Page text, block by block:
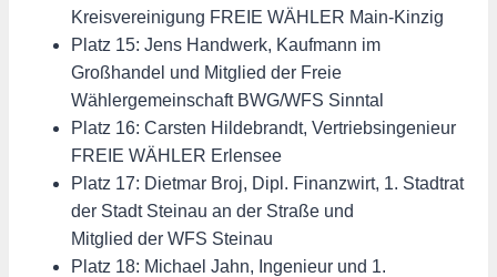
Kreisvereinigung FREIE WÄHLER Main-Kinzig
Platz 15: Jens Handwerk, Kaufmann im
Großhandel und Mitglied der Freie
Wählergemeinschaft BWG/WFS Sinntal
Platz 16: Carsten Hildebrandt, Vertriebsingenieur
FREIE WÄHLER Erlensee
Platz 17: Dietmar Broj, Dipl. Finanzwirt, 1. Stadtrat
der Stadt Steinau an der Straße und
Mitglied der WFS Steinau
Platz 18: Michael Jahn, Ingenieur und 1.